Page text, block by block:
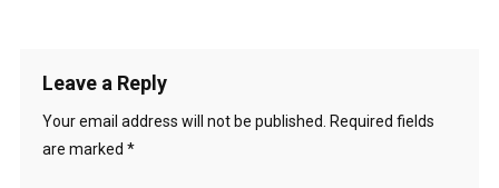
Leave a Reply
Your email address will not be published.
Required fields
are marked *